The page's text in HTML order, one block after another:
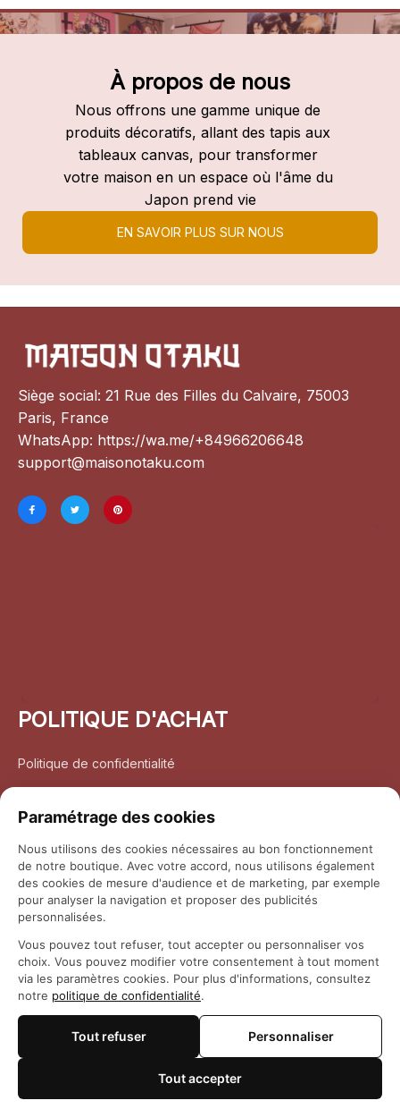
À propos de nous
Nous offrons une gamme unique de
produits décoratifs, allant des tapis aux
tableaux canvas, pour transformer
votre maison en un espace où l'âme du
Japon prend vie
EN SAVOIR PLUS SUR NOUS
Siège social: 21 Rue des Filles du Calvaire, 75003
Paris, France
WhatsApp: https://wa.me/+84966206648
support@maisonotaku.com
POLITIQUE D'ACHAT
Politique de confidentialité
Politique de retour et remboursement
Coordonnées
Questions fréquemment posées
© 2026 Maison Otaku
Paramétrage des cookies
Nous utilisons des cookies nécessaires au bon fonctionnement
de notre boutique. Avec votre accord, nous utilisons également
des cookies de mesure d'audience et de marketing, par exemple
pour analyser la navigation et proposer des publicités
personnalisées.
Vous pouvez tout refuser, tout accepter ou personnaliser vos
choix. Vous pouvez modifier votre consentement à tout moment
via les paramètres cookies. Pour plus d'informations, consultez
notre politique de confidentialité.
Tout refuser Personnaliser
Tout accepter